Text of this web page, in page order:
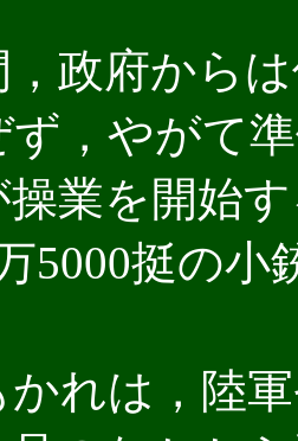
政府から
，やがて
業を開始
5000挺の
れは，陸